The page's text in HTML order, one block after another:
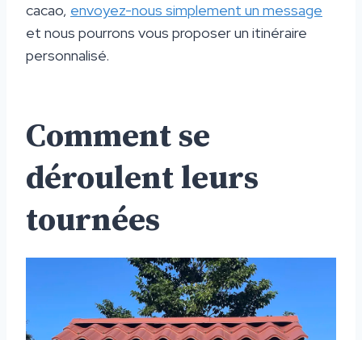
cacao, envoyez-nous simplement un message
et nous pourrons vous proposer un itinéraire
personnalisé.
Comment se
déroulent leurs
tournées